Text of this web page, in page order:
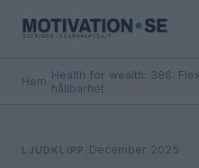
Hem Health for wealth: 386:
hållbarhet
LJUDKLIPP December 2025